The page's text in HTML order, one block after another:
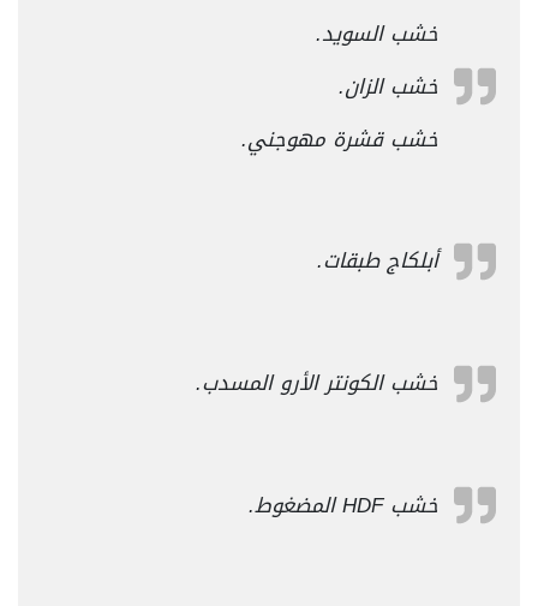
خشب السويد.
خشب الزان.
خشب قشرة مهوجني.
أبلكاج طبقات.
خشب الكونتر الأرو المسدب.
خشب HDF المضغوط.